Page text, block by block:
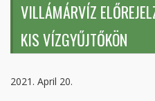
VILLÁMÁRVÍZ
KIS VÍZGYŰJTŐKÖN
2021. April 20.